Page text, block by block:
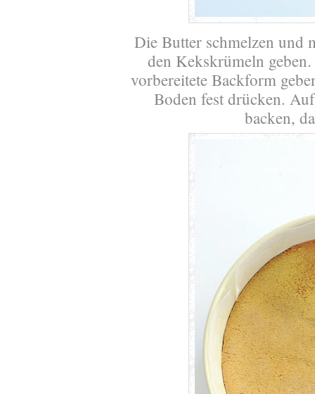
Die Butter schmelzen und
den Kekskrümeln
vorbereitete Backform
Boden fest drücken.
backen,